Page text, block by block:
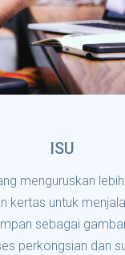
ISU
menguruskan
kertas untuk
sebagai
perkongsian dan